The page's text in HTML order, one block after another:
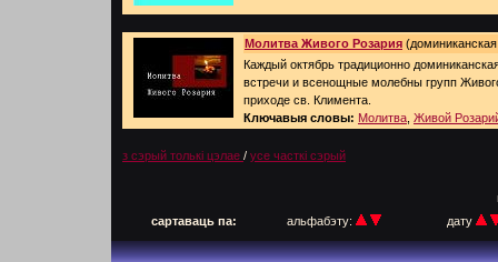
Молитва Живого Розария
Каждый октябрь традиционно
встречи и всенощные молебны групп
приходе св. Климента.
Ключавыя словы: Молитва Живой
з сэрый толькі цэлае / усе часткі сэрый
сартаваць па:
альфабэту: дату